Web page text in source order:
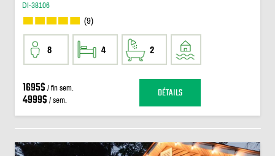
DI-38106
(9)
8 4 2
1695$ / fin sem.
4999$ / sem. DÉTAILS